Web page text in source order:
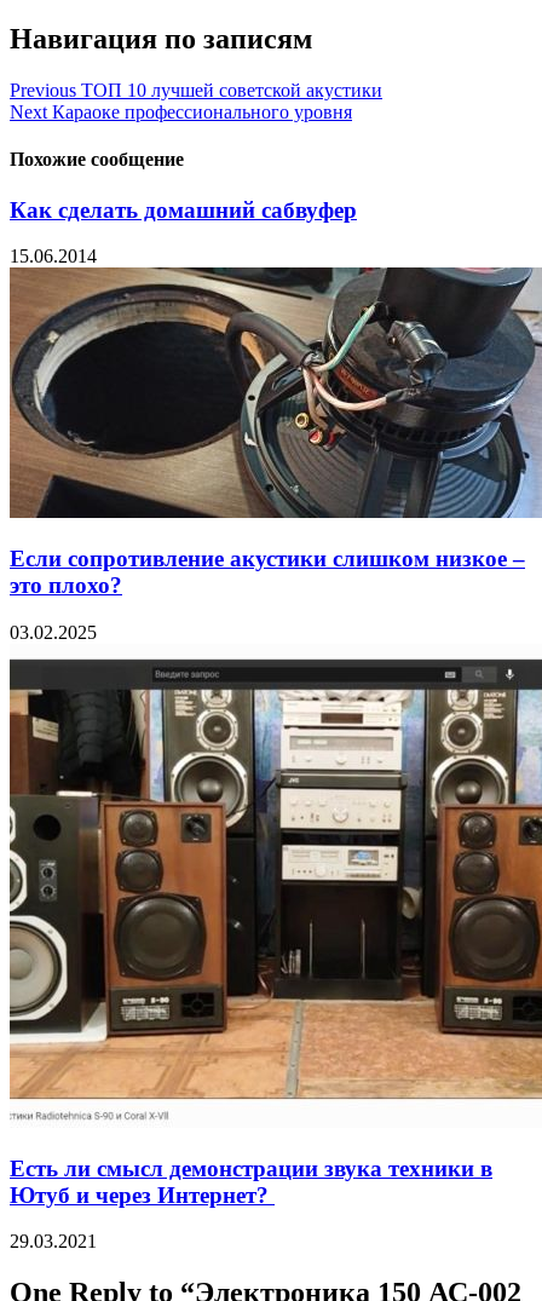
Навигация по записям
Previous ТОП 10 лучшей советской акустики
Next Караоке профессионального уровня
Похожие сообщение
Как сделать домашний сабвуфер
15.06.2014
Если сопротивление акустики слишком низкое –
это плохо?
03.02.2025
Есть ли смысл демонстрации звука техники в
Ютуб и через Интернет?
29.03.2021
One Reply to “Электроника 150 АС-002